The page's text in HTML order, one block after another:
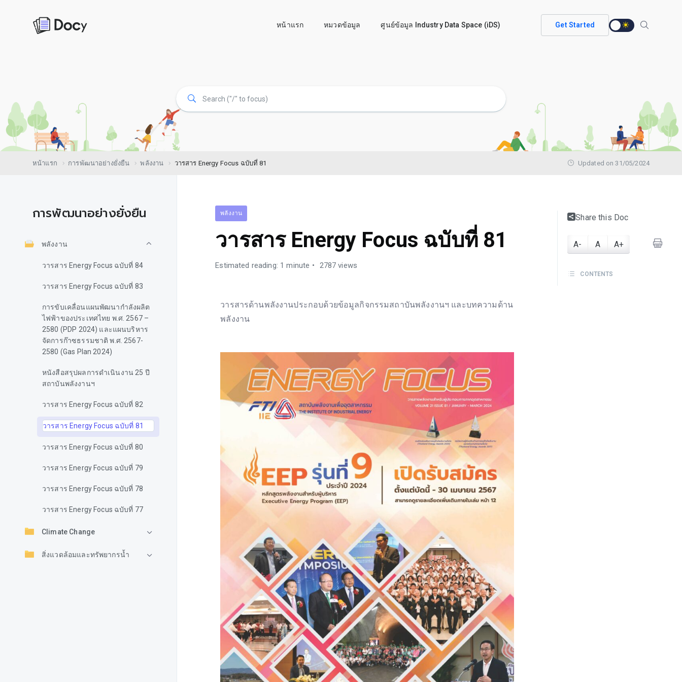
หน้าแรก หมวดข้อมูล ศูนย์ข้อมูล Industry Data Space (iDS) Get Started
หน้าแรก การพัฒนาอย่างยั่งยืน พลังงาน วารสาร Energy Focus ฉบับที่ 81 Updated on 31/05/2024
การพัฒนาอย่างยั่งยืน
พลังงาน
วารสาร Energy Focus ฉบับที่ 84
วารสาร Energy Focus ฉบับที่ 83
การขับเคลื่อนแผนพัฒนากำลังผลิต
ไฟฟ้าของประเทศไทย พ.ศ. 2567 –
2580 (PDP 2024) และแผนบริหาร
จัดการก๊าซธรรมชาติ พ.ศ. 2567-
2580 (Gas Plan 2024)
หนังสือสรุปผลการดำเนินงาน 25 ปี
สถาบันพลังงานฯ
วารสาร Energy Focus ฉบับที่ 82
วารสาร Energy Focus ฉบับที่ 81
วารสาร Energy Focus ฉบับที่ 80
วารสาร Energy Focus ฉบับที่ 79
วารสาร Energy Focus ฉบับที่ 78
วารสาร Energy Focus ฉบับที่ 77
Climate Change
สิ่งแวดล้อมและทรัพยากรน้ำ
พลังงาน
วารสาร Energy Focus ฉบับที่ 81
Estimated reading: 1 minute 2787 views
วารสารด้านพลังงานประกอบด้วยข้อมูลกิจกรรมสถาบันพลังงานฯ และบทความด้าน
พลังงาน
Share this Doc
A- A A+
CONTENTS